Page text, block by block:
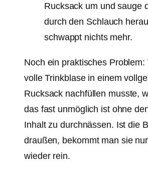
Rucksack um und sauge
durch den Schlauch
schwappt nichts mehr.
Noch ein praktisches Problem:
volle Trinkblase in einem
Rucksack nachfüllen musste,
das fast unmöglich ist ohne
Inhalt zu durchnässen. Ist die
draußen, bekommt man sie
wieder rein.